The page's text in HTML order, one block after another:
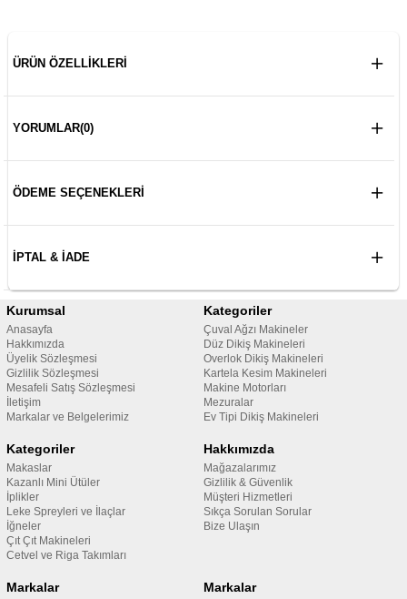
ÜRÜN ÖZELLIKLERI
YORUMLAR(0)
ÖDEME SEÇENEKLERI
İPTAL & İADE
Kurumsal
Anasayfa
Hakkımızda
Üyelik Sözleşmesi
Gizlilik Sözleşmesi
Mesafeli Satış Sözleşmesi
İletişim
Markalar ve Belgelerimiz
Kategoriler
Çuval Ağzı Makineler
Düz Dikiş Makineleri
Overlok Dikiş Makineleri
Kartela Kesim Makineleri
Makine Motorları
Mezuralar
Ev Tipi Dikiş Makineleri
Kategoriler
Makaslar
Kazanlı Mini Ütüler
İplikler
Leke Spreyleri ve İlaçlar
İğneler
Çıt Çıt Makineleri
Cetvel ve Riga Takımları
Hakkımızda
Mağazalarımız
Gizlilik & Güvenlik
Müşteri Hizmetleri
Sıkça Sorulan Sorular
Bize Ulaşın
Markalar Markalar